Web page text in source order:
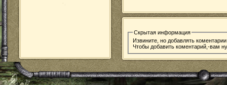
Скрытая информация
Извините, но добавлять
Чтобы добавить коментарий,-вам